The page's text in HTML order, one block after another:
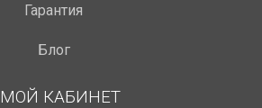
Гарантия
Блог
МОЙ КАБИНЕТ